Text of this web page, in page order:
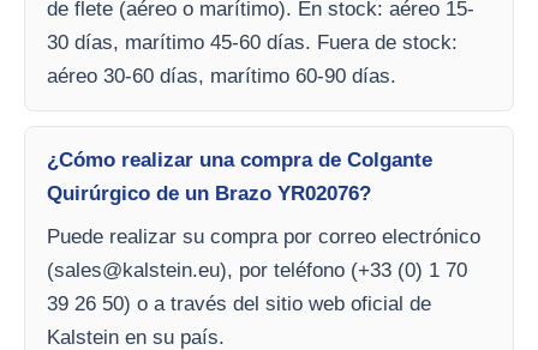
de flete (aéreo o marítimo). En stock: aéreo 15-
30 días, marítimo 45-60 días. Fuera de stock:
aéreo 30-60 días, marítimo 60-90 días.
¿Cómo realizar una compra de Colgante
Quirúrgico de un Brazo YR02076?
Puede realizar su compra por correo electrónico
(sales@kalstein.eu), por teléfono (+33 (0) 1 70
39 26 50) o a través del sitio web oficial de
Kalstein en su país.